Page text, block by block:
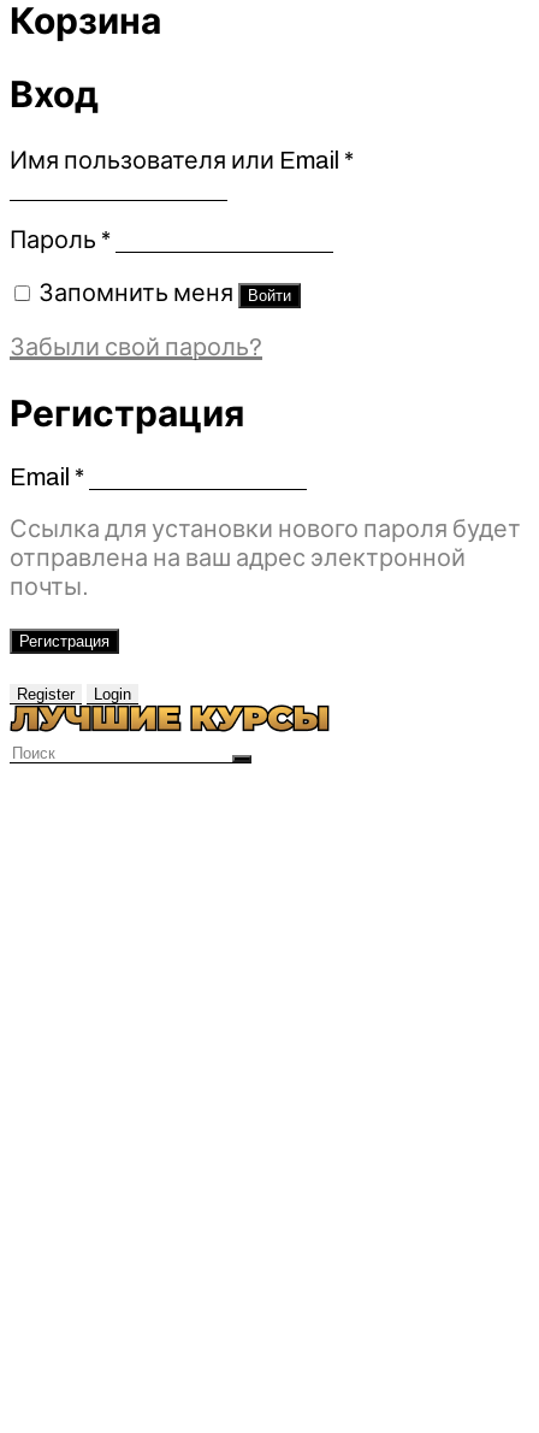
Корзина
Вход
Имя пользователя или Email *Обязательно
Пароль *Обязательно
Запомнить меня Войти
Забыли свой пароль?
Регистрация
Email *Обязательно
Ссылка для установки нового пароля будет
отправлена ​​на ваш адрес электронной
почты.
Регистрация
Register Login